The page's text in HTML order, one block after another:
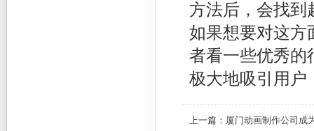
方法后，会找到
如果想要对这方
者看一些优秀的
极大地吸引用户
上一篇： 厦门动画制作公司成